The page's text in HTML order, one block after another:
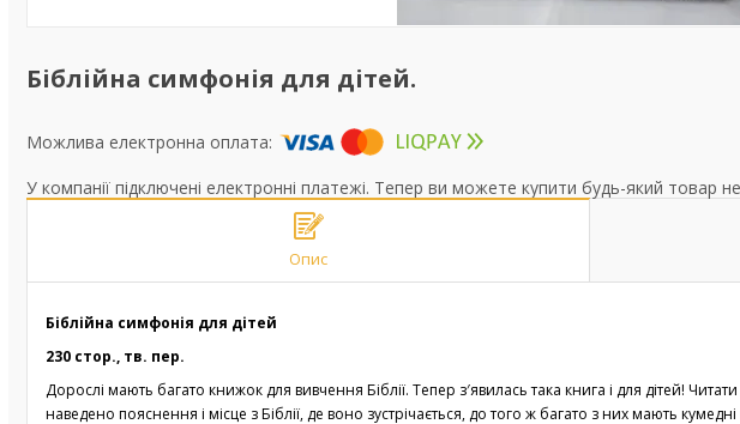
Біблійна симфонія для дітей.
У компанії підключені електронні платежі. Тепер ви можете купити будь-який товар
Опис
Біблійна симфонія для дітей
230 стор., тв. пер.
Дорослі мають багато книжок для вивчення Біблії. Тепер з′явилась така книга і для дітей!
наведено пояснення і місце з Біблії, де воно зустрічається, до того ж багато з них мають кумедні